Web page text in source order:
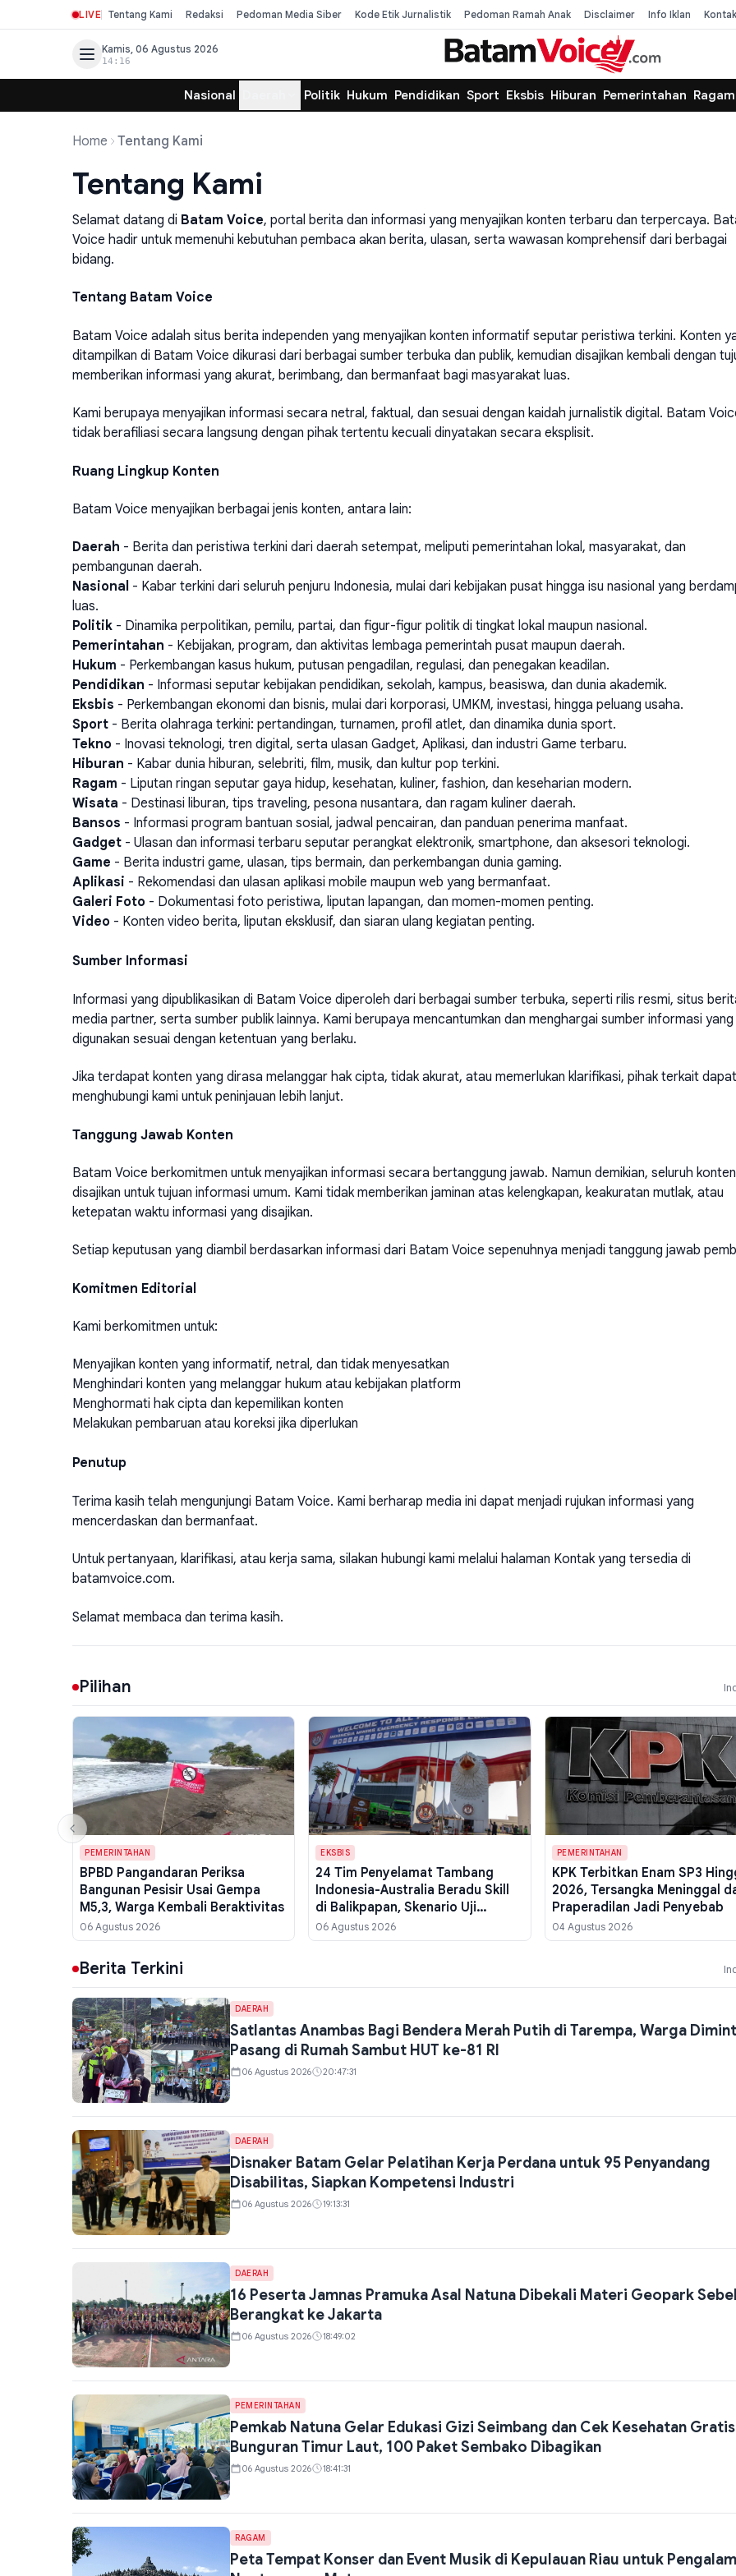
LIVE Tentang Kami Redaksi Pedoman Media Siber Kode Etik Jurnalistik Pedoman Ramah Anak Disclaimer Info Iklan
Kamis, 06 Agustus 2026
14:16
Nasional Politik Hukum Pendidikan Sport Eksbis Hiburan Pemerintahan Ragam
Home Tentang Kami
Tentang Kami
Selamat datang di Batam Voice, portal berita dan informasi yang menyajikan konten terbaru dan terpercaya.
Voice hadir untuk memenuhi kebutuhan pembaca akan berita, ulasan, serta wawasan komprehensif dari berbagai
bidang.
Tentang Batam Voice
Batam Voice adalah situs berita independen yang menyajikan konten informatif seputar peristiwa terkini. Konten
ditampilkan di Batam Voice dikurasi dari berbagai sumber terbuka dan publik, kemudian disajikan kembali dengan
memberikan informasi yang akurat, berimbang, dan bermanfaat bagi masyarakat luas.
Kami berupaya menyajikan informasi secara netral, faktual, dan sesuai dengan kaidah jurnalistik digital. Batam
tidak berafiliasi secara langsung dengan pihak tertentu kecuali dinyatakan secara eksplisit.
Ruang Lingkup Konten
Batam Voice menyajikan berbagai jenis konten, antara lain:
Daerah - Berita dan peristiwa terkini dari daerah setempat, meliputi pemerintahan lokal, masyarakat, dan
pembangunan daerah.
Nasional - Kabar terkini dari seluruh penjuru Indonesia, mulai dari kebijakan pusat hingga isu nasional yang
luas.
Politik - Dinamika perpolitikan, pemilu, partai, dan figur-figur politik di tingkat lokal maupun nasional.
Pemerintahan - Kebijakan, program, dan aktivitas lembaga pemerintah pusat maupun daerah.
Hukum - Perkembangan kasus hukum, putusan pengadilan, regulasi, dan penegakan keadilan.
Pendidikan - Informasi seputar kebijakan pendidikan, sekolah, kampus, beasiswa, dan dunia akademik.
Eksbis - Perkembangan ekonomi dan bisnis, mulai dari korporasi, UMKM, investasi, hingga peluang usaha.
Sport - Berita olahraga terkini: pertandingan, turnamen, profil atlet, dan dinamika dunia sport.
Tekno - Inovasi teknologi, tren digital, serta ulasan Gadget, Aplikasi, dan industri Game terbaru.
Hiburan - Kabar dunia hiburan, selebriti, film, musik, dan kultur pop terkini.
Ragam - Liputan ringan seputar gaya hidup, kesehatan, kuliner, fashion, dan keseharian modern.
Wisata - Destinasi liburan, tips traveling, pesona nusantara, dan ragam kuliner daerah.
Bansos - Informasi program bantuan sosial, jadwal pencairan, dan panduan penerima manfaat.
Gadget - Ulasan dan informasi terbaru seputar perangkat elektronik, smartphone, dan aksesori teknologi.
Game - Berita industri game, ulasan, tips bermain, dan perkembangan dunia gaming.
Aplikasi - Rekomendasi dan ulasan aplikasi mobile maupun web yang bermanfaat.
Galeri Foto - Dokumentasi foto peristiwa, liputan lapangan, dan momen-momen penting.
Video - Konten video berita, liputan eksklusif, dan siaran ulang kegiatan penting.
Sumber Informasi
Informasi yang dipublikasikan di Batam Voice diperoleh dari berbagai sumber terbuka, seperti rilis resmi, situs
media partner, serta sumber publik lainnya. Kami berupaya mencantumkan dan menghargai sumber informasi yang
digunakan sesuai dengan ketentuan yang berlaku.
Jika terdapat konten yang dirasa melanggar hak cipta, tidak akurat, atau memerlukan klarifikasi, pihak terkait dapat
menghubungi kami untuk peninjauan lebih lanjut.
Tanggung Jawab Konten
Batam Voice berkomitmen untuk menyajikan informasi secara bertanggung jawab. Namun demikian, seluruh konten
disajikan untuk tujuan informasi umum. Kami tidak memberikan jaminan atas kelengkapan, keakuratan mutlak, atau
ketepatan waktu informasi yang disajikan.
Setiap keputusan yang diambil berdasarkan informasi dari Batam Voice sepenuhnya menjadi tanggung jawab
Komitmen Editorial
Kami berkomitmen untuk:
Menyajikan konten yang informatif, netral, dan tidak menyesatkan
Menghindari konten yang melanggar hukum atau kebijakan platform
Menghormati hak cipta dan kepemilikan konten
Melakukan pembaruan atau koreksi jika diperlukan
Penutup
Terima kasih telah mengunjungi Batam Voice. Kami berharap media ini dapat menjadi rujukan informasi yang
mencerdaskan dan bermanfaat.
Untuk pertanyaan, klarifikasi, atau kerja sama, silakan hubungi kami melalui halaman Kontak yang tersedia di
batamvoice.com.
Selamat membaca dan terima kasih.
Pilihan
PEMERINTAHAN
BPBD Pangandaran Periksa
Bangunan Pesisir Usai Gempa
M5,3, Warga Kembali Beraktivitas
06 Agustus 2026
EKSBIS
24 Tim Penyelamat Tambang
Indonesia-Australia Beradu Skill
di Balikpapan, Skenario Uji
Sampai Kebakaran Struktural
06 Agustus 2026
PEMERINTAHAN
KPK Terbitkan Enam SP3
2026, Tersangka Meninggal
Praperadilan Jadi Penyebab
04 Agustus 2026
Berita Terkini
DAERAH
Satlantas Anambas Bagi Bendera Merah Putih di Tarempa, Warga
Pasang di Rumah Sambut HUT ke-81 RI
06 Agustus 2026 20:47:31
DAERAH
Disnaker Batam Gelar Pelatihan Kerja Perdana untuk 95 Penyandang
Disabilitas, Siapkan Kompetensi Industri
06 Agustus 2026 19:13:31
DAERAH
16 Peserta Jamnas Pramuka Asal Natuna Dibekali Materi Geopark
Berangkat ke Jakarta
06 Agustus 2026 18:49:02
PEMERINTAHAN
Pemkab Natuna Gelar Edukasi Gizi Seimbang dan Cek Kesehatan
Bunguran Timur Laut, 100 Paket Sembako Dibagikan
06 Agustus 2026 18:41:31
RAGAM
Peta Tempat Konser dan Event Musik di Kepulauan Riau untuk